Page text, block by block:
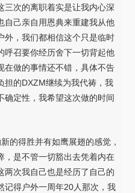
三次的离职着实是让我内心深
自己亲自用恩典来重建我从他
外，我们都相信这个只是临时
呼召要你经历舍下一切背起他
在做的事情还不错，具体不告
担的DXZM继续为我代祷，我
确定性，我希望这次做的时间
的得胜并有如鹰展翅的感觉，
，是不管一切豁出去凭着内在
两次我自己也是经历了自己的
记得户外一周年20人那次，我